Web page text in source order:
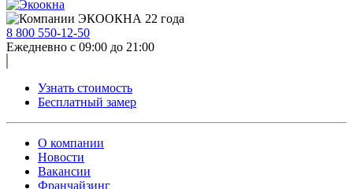
8 800 550-12-50
Ежедневно с 09:00 до 21:00
Узнать стоимость
Бесплатный замер
О компании
Новости
Вакансии
Франчайзинг